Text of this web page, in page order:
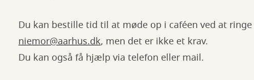
Du kan bestille tid til at møde op i caféen ved at
niemor@aarhus.dk, men det er ikke et krav.
Du kan også få hjælp via telefon eller mail.